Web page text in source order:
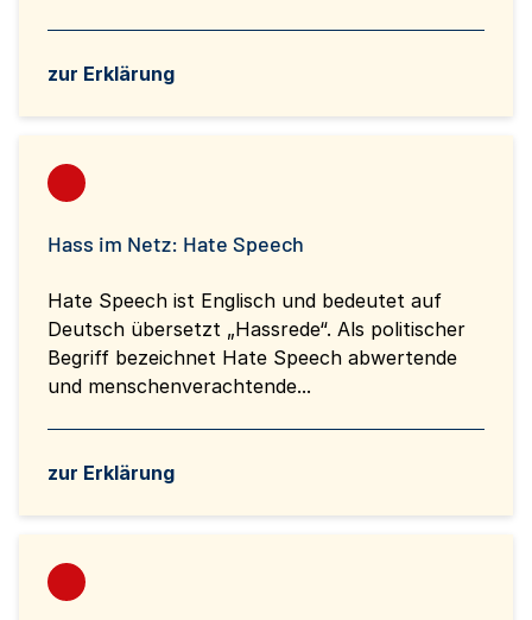
zur Erklärung
Hass im Netz: Hate Speech
Hate Speech ist Englisch und bedeutet auf
Deutsch übersetzt „Hassrede“. Als politischer
Begriff bezeichnet Hate Speech abwertende
und menschenverachtende...
zur Erklärung